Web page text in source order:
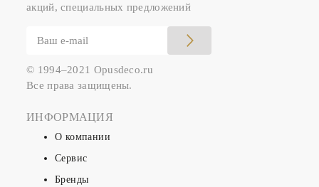
акций, специальных предложений
© 1994–2021 Opusdeco.ru
Все права защищены.
ИНФОРМАЦИЯ
О компании
Сервис
Бренды